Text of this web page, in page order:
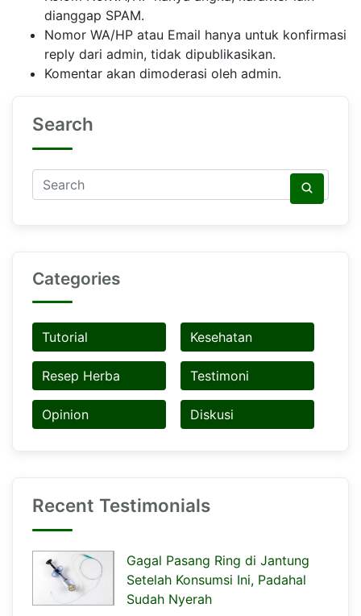
dianggap SPAM.
Nomor WA/HP atau Email hanya untuk konfirmasi
reply dari admin, tidak dipublikasikan.
Komentar akan dimoderasi oleh admin.
Search
Categories
Tutorial Kesehatan
Resep Herba Testimoni
Opinion Diskusi
Recent Testimonials
Gagal Pasang Ring di Jantung
Setelah Konsumsi Ini, Padahal
Sudah Nyerah